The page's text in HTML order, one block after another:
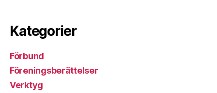
Kategorier
Förbund
Föreningsberättelser
Verktyg